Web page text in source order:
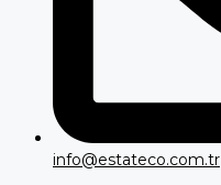
info@estateco.com.tr